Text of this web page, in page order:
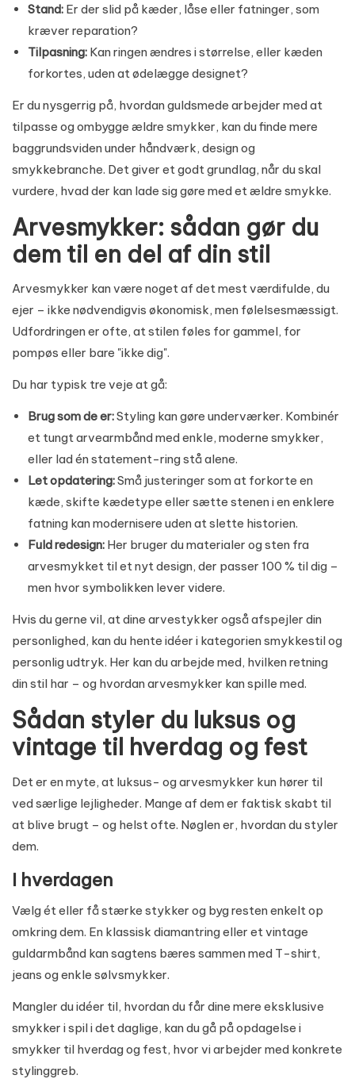
Stand: Er der slid på kæder, låse eller fatninger, som
kræver reparation?
Tilpasning: Kan ringen ændres i størrelse, eller kæden
forkortes, uden at ødelægge designet?
Er du nysgerrig på, hvordan guldsmede arbejder med at
tilpasse og ombygge ældre smykker, kan du finde mere
baggrundsviden under håndværk, design og
smykkebranche. Det giver et godt grundlag, når du skal
vurdere, hvad der kan lade sig gøre med et ældre smykke.
Arvesmykker: sådan gør du
dem til en del af din stil
Arvesmykker kan være noget af det mest værdifulde, du
ejer – ikke nødvendigvis økonomisk, men følelsesmæssigt.
Udfordringen er ofte, at stilen føles for gammel, for
pompøs eller bare "ikke dig".
Du har typisk tre veje at gå:
Brug som de er:Styling kan gøre underværker. Kombinér
et tungt arvearmbånd med enkle, moderne smykker,
eller lad én statement-ring stå alene.
Let opdatering:Små justeringer som at forkorte en
kæde, skifte kædetype eller sætte stenen i en enklere
fatning kan modernisere uden at slette historien.
Fuld redesign: Her bruger du materialer og sten fra
arvesmykket til et nyt design, der passer 100 % til dig –
men hvor symbolikken lever videre.
Hvis du gerne vil, at dine arvestykker også afspejler din
personlighed, kan du hente idéer i kategoriensmykkestil og
personlig udtryk. Her kan du arbejde med, hvilken retning
din stil har – og hvordan arvesmykker kan spille med.
Sådan styler du luksus og
vintage til hverdag og fest
Det er en myte, at luksus- og arvesmykker kun hører til
ved særlige lejligheder. Mange af dem er faktisk skabt til
at blive brugt – og helst ofte. Nøglen er, hvordan du styler
dem.
I hverdagen
Vælg ét eller få stærke stykker og byg resten enkelt op
omkring dem. En klassisk diamantring eller et vintage
guldarmbånd kan sagtens bæres sammen med T-shirt,
jeans og enkle sølvsmykker.
Mangler du idéer til, hvordan du får dine mere eksklusive
smykker i spil i det daglige, kan du gå på opdagelse i
smykker til hverdag og fest, hvor vi arbejder med konkrete
stylinggreb.